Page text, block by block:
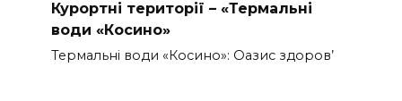
Курортні території – «Термальні
води «Косино»
Термальні води «Косино»: Оазис здоров’